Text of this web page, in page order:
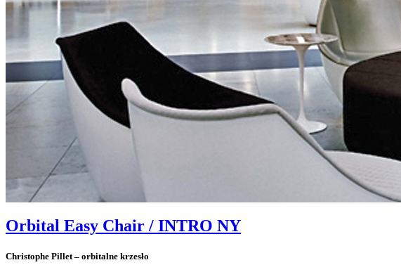
Orbital Easy Chair / INTRO NY
Christophe Pillet – orbitalne krzesło